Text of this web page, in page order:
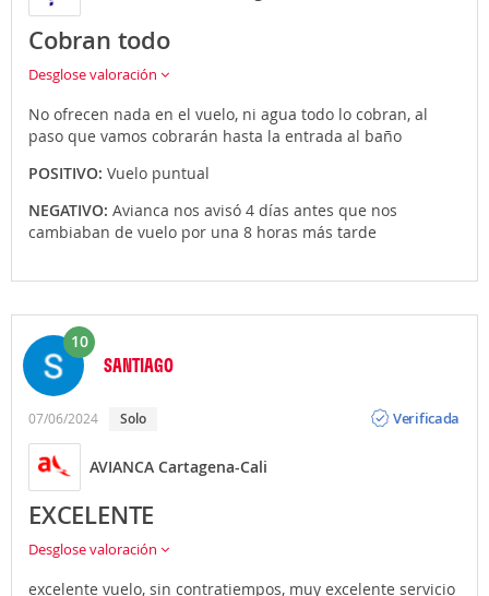
Cobran todo
Desglose valoración
No ofrecen nada en el vuelo, ni agua todo lo cobran, al
paso que vamos cobrarán hasta la entrada al baño
POSITIVO: Vuelo puntual
NEGATIVO: Avianca nos avisó 4 días antes que nos
cambiaban de vuelo por una 8 horas más tarde
10
SANTIAGO
07/06/2024 Solo
Verificada
AVIANCA Cartagena-Cali
EXCELENTE
Desglose valoración
excelente vuelo, sin contratiempos, muy excelente servicio